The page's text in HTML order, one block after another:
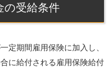
の受給条件
定期間雇用保険に加入し、
に給付される雇用保険給付